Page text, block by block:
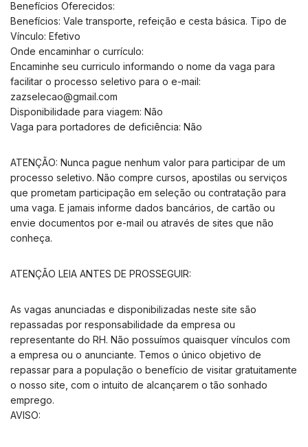
Benefícios Oferecidos:
Benefícios: Vale transporte, refeição e cesta básica. Tipo de
Vínculo: Efetivo
Onde encaminhar o currículo:
Encaminhe seu curriculo informando o nome da vaga para
facilitar o processo seletivo para o e-mail:
zazselecao@gmail.com
Disponibilidade para viagem: Não
Vaga para portadores de deficiência: Não
ATENÇÃO: Nunca pague nenhum valor para participar de um
processo seletivo. Não compre cursos, apostilas ou serviços
que prometam participação em seleção ou contratação para
uma vaga. E jamais informe dados bancários, de cartão ou
envie documentos por e-mail ou através de sites que não
conheça.
ATENÇÃO LEIA ANTES DE PROSSEGUIR:
As vagas anunciadas e disponibilizadas neste site são
repassadas por responsabilidade da empresa ou
representante do RH. Não possuímos quaisquer vínculos com
a empresa ou o anunciante. Temos o único objetivo de
repassar para a população o benefício de visitar gratuitamente
o nosso site, com o intuito de alcançarem o tão sonhado
emprego.
AVISO: